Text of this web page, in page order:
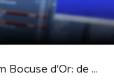
24 landen strijden om Bocuse d'Or: de grootste kookwedstrijd ter wereld